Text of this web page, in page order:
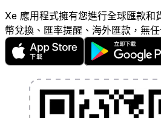
Xe 應用程式擁有您進行全球匯款和
幣兌換、匯率提醒、海外匯款，無